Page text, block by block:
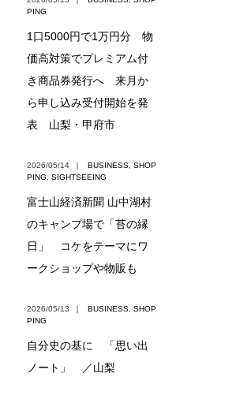
PING
1口5000円で1万円分 物
価高対策でプレミアム付
き商品券発行へ 来月か
ら申し込み受付開始を発
表 山梨・甲府市
2026/05/14 ｜ BUSINESS SHOP
PING
SIGHTSEEING
富士山経済新聞 山中湖村
のキャンプ場で「苔の縁
日」 コケをテーマにワ
ークショップや物販も
2026/05/13 ｜ BUSINESS SHOP
PING
自分史の基に 「思い出
ノート」 ／山梨